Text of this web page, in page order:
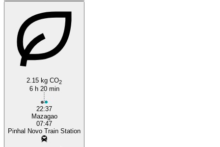
2.15 kg CO2
6 h 20 min
22:37
Mazagao
07:47
Pinhal Novo Train Station